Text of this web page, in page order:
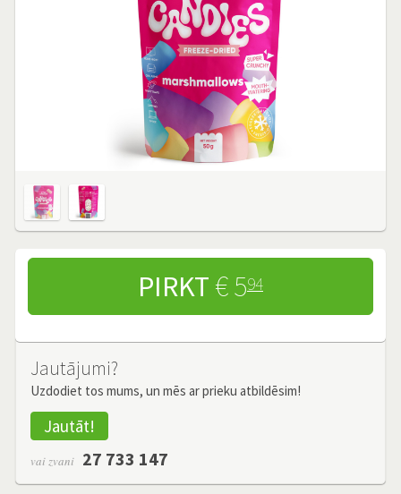
PIRKT € 594
Jautājumi?
Uzdodiet tos mums, un mēs ar prieku atbildēsim!
Jautāt!
vai zvani 27 733 147